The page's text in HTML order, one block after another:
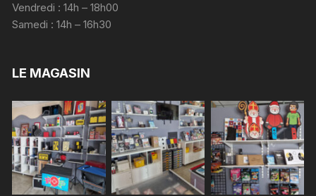
Vendredi : 14h – 18h00
Samedi : 14h – 16h30
LE MAGASIN